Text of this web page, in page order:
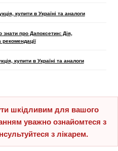
купити в Україні та аналоги
знати про Дапоксетин: Дія,
купити в Україні та аналоги
шкідливим для вашого
уважно ознайомтеся з
з лікарем.